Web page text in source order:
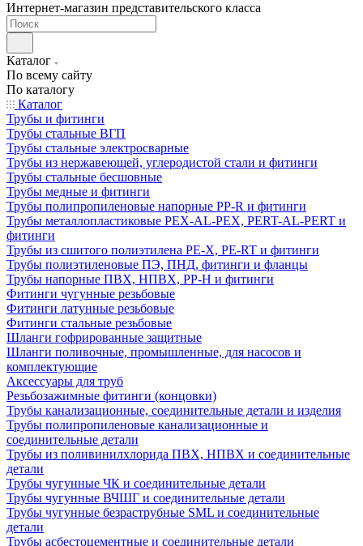
Интернет-магазин представительского класса
Каталог
По всему сайту
По каталогу
Каталог
Трубы и фитинги
Трубы стальные ВГП
Трубы стальные электросварные
Трубы из нержавеющей, углеродистой стали и фитинги
Трубы стальные бесшовные
Трубы медные и фитинги
Трубы полипропиленовые напорные PP-R и фитинги
Трубы металлопластиковые PEX-AL-PEX, PERT-AL-PERT и
фитинги
Трубы из сшитого полиэтилена PE-X, PE-RT и фитинги
Трубы полиэтиленовые ПЭ, ПНД, фитинги и фланцы
Трубы напорные ПВХ, НПВХ, PP-H и фитинги
Фитинги чугунные резьбовые
Фитинги латунные резьбовые
Фитинги стальные резьбовые
Шланги гофрированные защитные
Шланги поливочные, промышленные, для насосов и
комплектующие
Аксессуары для труб
Резьбозажимные фитинги (концовки)
Трубы канализационные, соединительные детали и изделия
Трубы полипропиленовые канализационные и
соединительные детали
Трубы из поливинилхлорида ПВХ, НПВХ и соединительные
детали
Трубы чугунные ЧК и соединительные детали
Трубы чугунные ВЧШГ и соединительные детали
Трубы чугунные безраструбные SML и соединительные
детали
Трубы асбестоцементные и соединительные детали